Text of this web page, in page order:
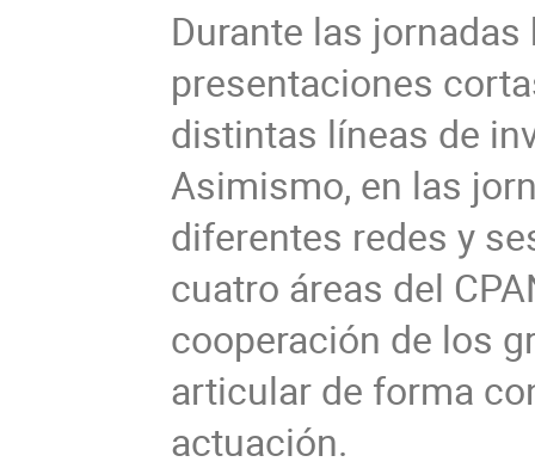
Durante las
presentaciones
distintas líneas de
Asimismo, en las
diferentes redes y
cuatro áreas del
cooperación de los
articular de forma
actuación.